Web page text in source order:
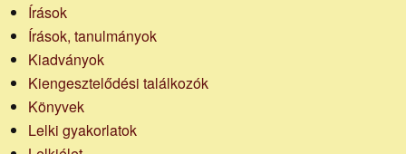
Írások
Írások, tanulmányok
Kiadványok
Kiengesztelődési találkozók
Könyvek
Lelki gyakorlatok